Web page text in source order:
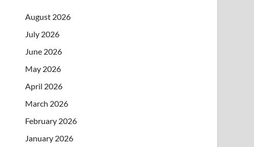
August 2026
July 2026
June 2026
May 2026
April 2026
March 2026
February 2026
January 2026